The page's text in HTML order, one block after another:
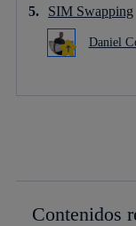
SIM Swapping
Daniel
Contenidos